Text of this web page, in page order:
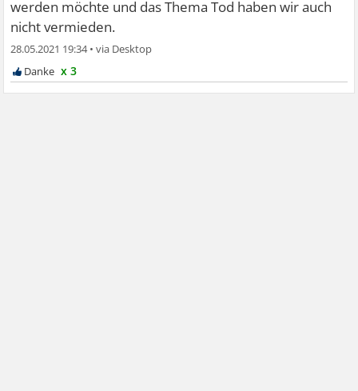
werden möchte und das Thema Tod haben wir auch
nicht vermieden.
28.05.2021 19:34•
x 3